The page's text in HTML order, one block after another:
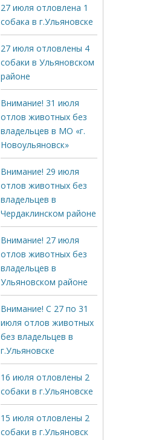
27 июля отловлена 1
собака в г.Ульяновске
27 июля отловлены 4
собаки в Ульяновском
районе
Внимание! 31 июля
отлов животных без
владельцев в МО «г.
Новоульяновск»
Внимание! 29 июля
отлов животных без
владельцев в
Чердаклинском районе
Внимание! 27 июля
отлов животных без
владельцев в
Ульяновском районе
Внимание! С 27 по 31
июля отлов животных
без владельцев в
г.Ульяновске
16 июля отловлены 2
собаки в г.Ульяновске
15 июля отловлены 2
собаки в г.Ульяновск